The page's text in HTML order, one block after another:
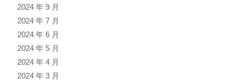
2024 年 9 月
2024 年 7 月
2024 年 6 月
2024 年 5 月
2024 年 4 月
2024 年 3 月